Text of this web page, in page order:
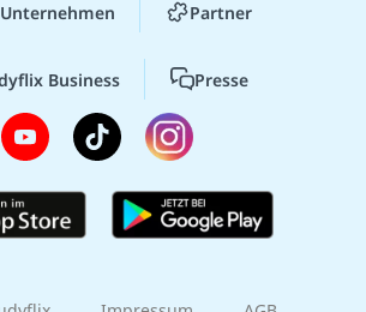
Partner
Business Presse